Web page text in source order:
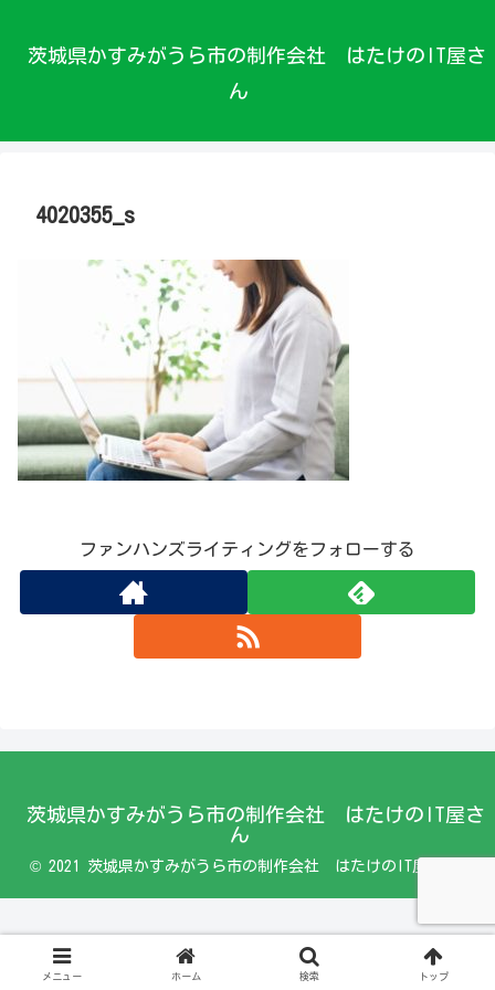
茨城県かすみがうら市の制作会社 はたけのIT屋さ
ん
4020355_s
ファンハンズライティングをフォローする
茨城県かすみがうら市の制作会社 はたけのIT屋さ
ん
© 2021 茨城県かすみがうら市の制作会社 はたけのIT屋さん.
メニュー ホーム 検索 トップ